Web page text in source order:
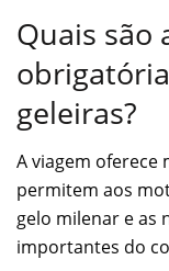
Quais são
geleiras?
A viagem oferece
permitem aos
gelo milenar e as
importantes do